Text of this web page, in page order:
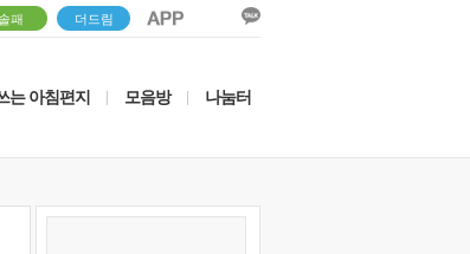
패 더드림
는 아침편지 모음방 나눔터